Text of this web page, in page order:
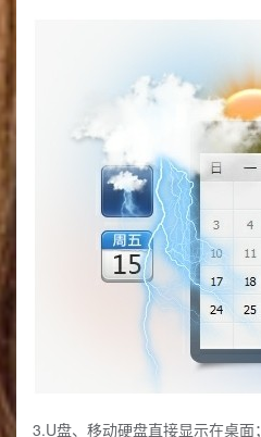
3.U盘、移动硬盘直接显示在桌面；